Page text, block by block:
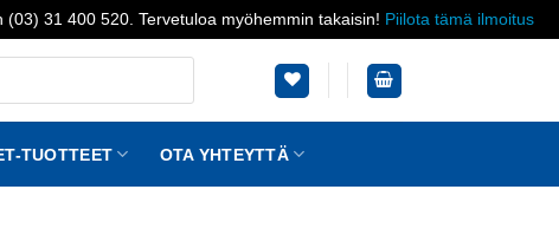
31 400 520. Tervetuloa myöhemmin takaisin! Piilota tämä ilmoitus
TUOTTEET OTA YHTEYTTÄ